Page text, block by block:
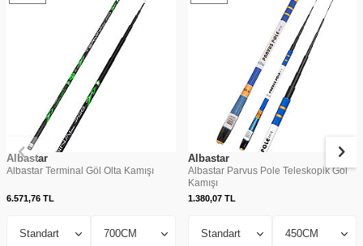
Albastar
Albastar Terminal Göl Olta Kamışı
6.571,76 TL
Albastar
Albastar Parvus Pole Teleskopik Göl
Kamışı
1.380,07TL